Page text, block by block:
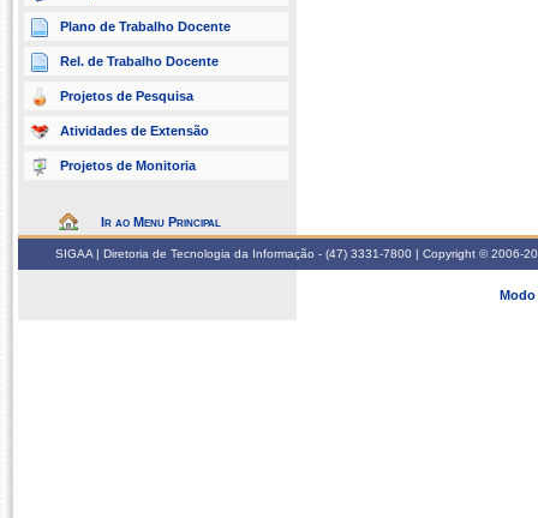
Plano de Trabalho Docente
Rel. de Trabalho Docente
Projetos de Pesquisa
Atividades de Extensão
Projetos de Monitoria
Ir ao Menu Principal
SIGAA | Diretoria de Tecnologia da Informação - (47) 3331-7800 | Copyright © 2006-
Modo